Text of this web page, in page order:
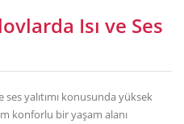
Isı ve Ses
ses yalıtımı konusunda yüksek
konforlu bir yaşam alanı